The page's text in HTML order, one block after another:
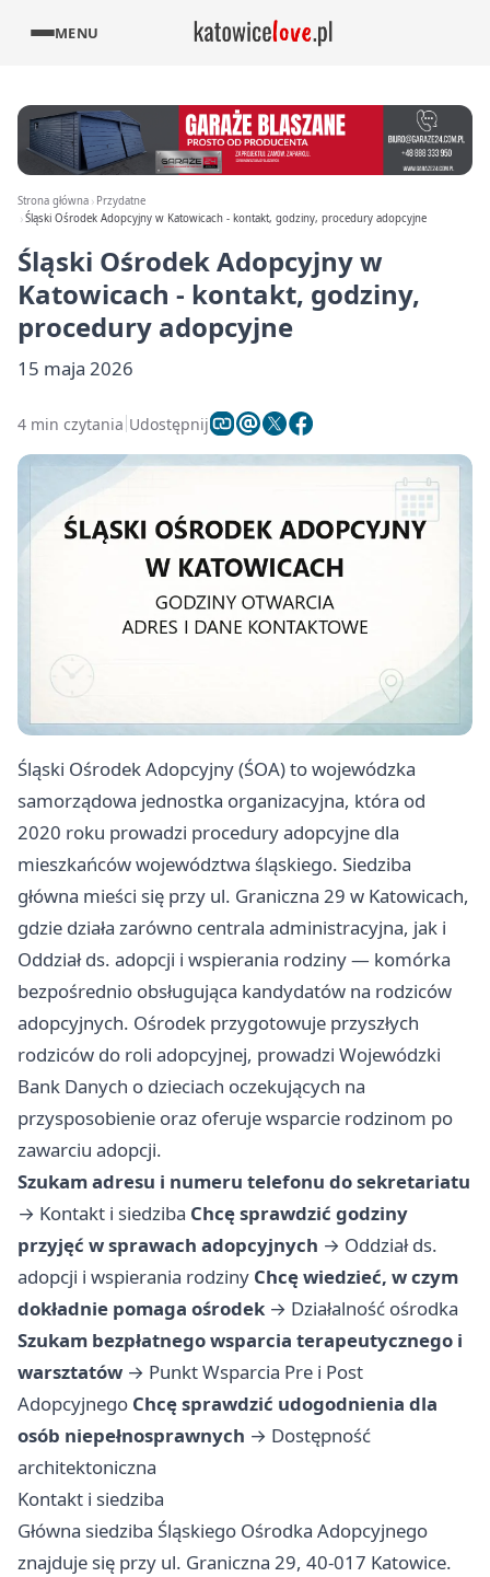
MENU
Strona główna
Przydatne
Śląski Ośrodek Adopcyjny w Katowicach - kontakt, godziny, procedury adopcyjne
Śląski Ośrodek Adopcyjny w
Katowicach - kontakt, godziny,
procedury adopcyjne
15 maja 2026
4 min czytania Udostępnij
Śląski Ośrodek Adopcyjny (ŚOA) to wojewódzka
samorządowa jednostka organizacyjna, która od
2020 roku prowadzi procedury adopcyjne dla
mieszkańców województwa śląskiego. Siedziba
główna mieści się przy ul. Graniczna 29 w Katowicach,
gdzie działa zarówno centrala administracyjna, jak i
Oddział ds. adopcji i wspierania rodziny — komórka
bezpośrednio obsługująca kandydatów na rodziców
adopcyjnych. Ośrodek przygotowuje przyszłych
rodziców do roli adopcyjnej, prowadzi Wojewódzki
Bank Danych o dzieciach oczekujących na
przysposobienie oraz oferuje wsparcie rodzinom po
zawarciu adopcji.
Szukam adresu i numeru telefonu do sekretariatu
→ Kontakt i siedziba Chcę sprawdzić godziny
przyjęć w sprawach adopcyjnych → Oddział ds.
adopcji i wspierania rodziny Chcę wiedzieć, w czym
dokładnie pomaga ośrodek → Działalność ośrodka
Szukam bezpłatnego wsparcia terapeutycznego i
warsztatów → Punkt Wsparcia Pre i Post
Adopcyjnego Chcę sprawdzić udogodnienia dla
osób niepełnosprawnych → Dostępność
architektoniczna
Kontakt i siedziba
Główna siedziba Śląskiego Ośrodka Adopcyjnego
znajduje się przy ul. Graniczna 29, 40-017 Katowice.